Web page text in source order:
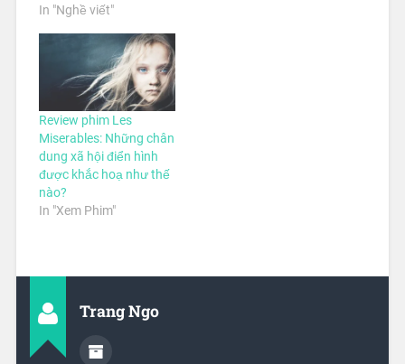
In "Nghề viết"
Review phim Les
Miserables: Những chân
dung xã hội điển hình
được khắc hoạ như thế
nào?
In "Xem Phim"
Trang Ngo